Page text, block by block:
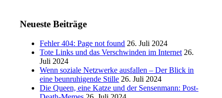
Neueste Beiträge
Fehler 404: Page not found 26. Juli 2024
Tote Links und das Verschwinden im Internet 26.
Juli 2024
Wenn soziale Netzwerke ausfallen – Der Blick in
eine beunruhigende Stille 26. Juli 2024
Die Queen, eine Katze und der Sensenmann: Post-